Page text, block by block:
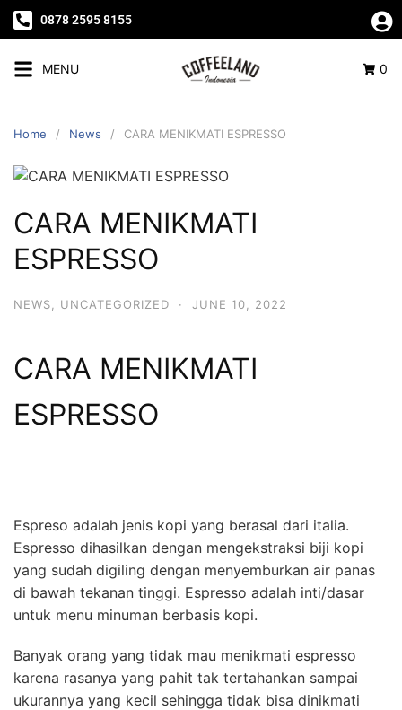
0878 2595 8155
MENU 0
Home News CARA MENIKMATI ESPRESSO
CARA MENIKMATI
ESPRESSO
NEWS UNCATEGORIZED · JUNE 10, 2022
CARA MENIKMATI
ESPRESSO
Espreso adalah jenis kopi yang berasal dari italia.
Espresso dihasilkan dengan mengekstraksi biji kopi
yang sudah digiling dengan menyemburkan air panas
di bawah tekanan tinggi. Espresso adalah inti/dasar
untuk menu minuman berbasis kopi.
Banyak orang yang tidak mau menikmati espresso
karena rasanya yang pahit tak tertahankan sampai
ukurannya yang kecil sehingga tidak bisa dinikmati